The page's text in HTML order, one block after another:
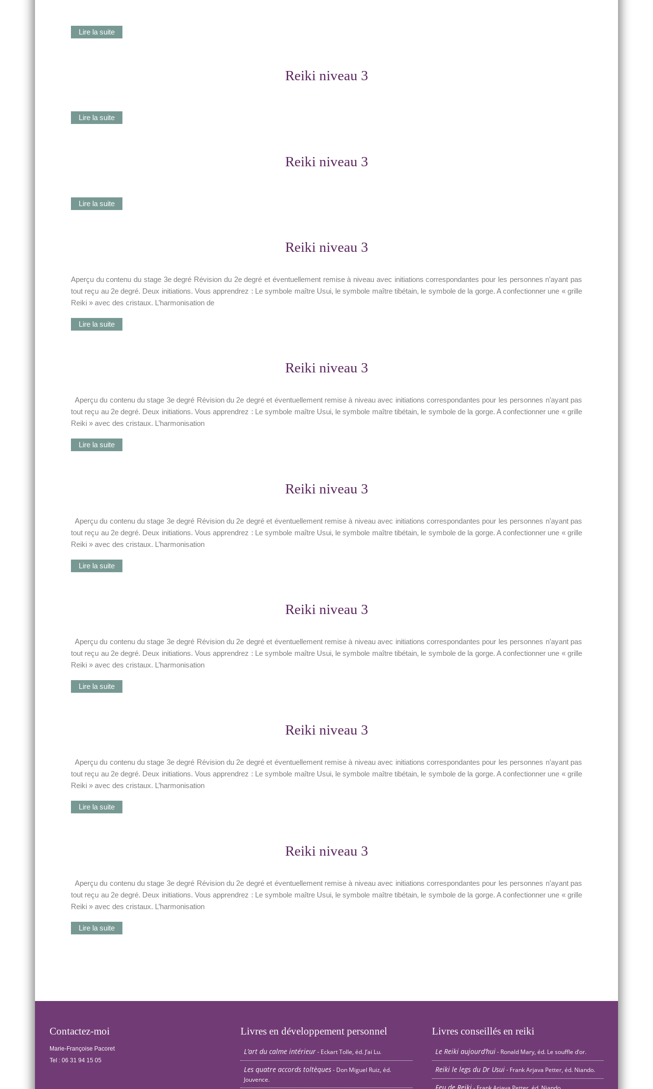
Lire la suite
Reiki niveau 3
Lire la suite
Reiki niveau 3
Lire la suite
Reiki niveau 3
Aperçu du contenu du stage 3e degré Révision du 2e degré et éventuellement remise à niveau avec initiations correspondantes pour les personnes n’ayant pas
tout reçu au 2e degré. Deux initiations. Vous apprendrez : Le symbole maître Usui, le symbole maître tibétain, le symbole de la gorge. A confectionner une « grille
Reiki » avec des cristaux. L’harmonisation de
Lire la suite
Reiki niveau 3
Aperçu du contenu du stage 3e degré Révision du 2e degré et éventuellement remise à niveau avec initiations correspondantes pour les personnes n’ayant pas
tout reçu au 2e degré. Deux initiations. Vous apprendrez : Le symbole maître Usui, le symbole maître tibétain, le symbole de la gorge. A confectionner une « grille
Reiki » avec des cristaux. L’harmonisation
Lire la suite
Reiki niveau 3
Aperçu du contenu du stage 3e degré Révision du 2e degré et éventuellement remise à niveau avec initiations correspondantes pour les personnes n’ayant pas
tout reçu au 2e degré. Deux initiations. Vous apprendrez : Le symbole maître Usui, le symbole maître tibétain, le symbole de la gorge. A confectionner une « grille
Reiki » avec des cristaux. L’harmonisation
Lire la suite
Reiki niveau 3
Aperçu du contenu du stage 3e degré Révision du 2e degré et éventuellement remise à niveau avec initiations correspondantes pour les personnes n’ayant pas
tout reçu au 2e degré. Deux initiations. Vous apprendrez : Le symbole maître Usui, le symbole maître tibétain, le symbole de la gorge. A confectionner une « grille
Reiki » avec des cristaux. L’harmonisation
Lire la suite
Reiki niveau 3
Aperçu du contenu du stage 3e degré Révision du 2e degré et éventuellement remise à niveau avec initiations correspondantes pour les personnes n’ayant pas
tout reçu au 2e degré. Deux initiations. Vous apprendrez : Le symbole maître Usui, le symbole maître tibétain, le symbole de la gorge. A confectionner une « grille
Reiki » avec des cristaux. L’harmonisation
Lire la suite
Reiki niveau 3
Aperçu du contenu du stage 3e degré Révision du 2e degré et éventuellement remise à niveau avec initiations correspondantes pour les personnes n’ayant pas
tout reçu au 2e degré. Deux initiations. Vous apprendrez : Le symbole maître Usui, le symbole maître tibétain, le symbole de la gorge. A confectionner une « grille
Reiki » avec des cristaux. L’harmonisation
Lire la suite
Contactez-moi
Marie-Françoise Pacoret
Tel : 06 31 94 15 05
Livres en développement personnel
L’art du calme intérieur- Eckart Tolle, éd. J’ai Lu.
Les quatre accords toltèques- Don Miguel Ruiz, éd.
Jouvence.
Livres conseillés en reiki
Le Reiki aujourd’hui- Ronald Mary, éd. Le souffle d’or.
Reiki le legs du Dr Usui- Frank Arjava Petter, éd. Niando.